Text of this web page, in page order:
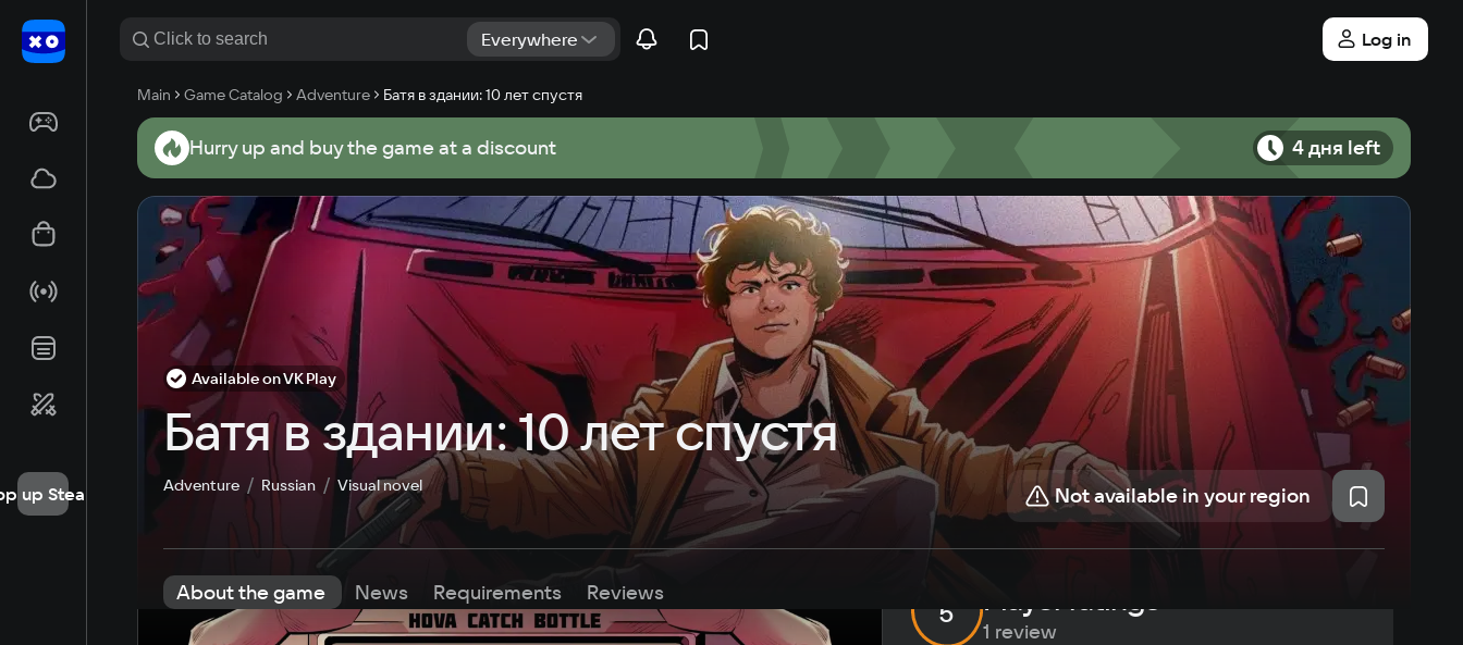
up Steam
Log in
Main Game Catalog Adventure Батя в здании: 10 лет спустя
Hurry up and buy the game at a discount 4 дня left
Available on VK Play
Батя в здании: 10 лет спустя
Adventure Russian Visual novel Not available in your region
About the game News Requirements Reviews
5 Player ratings
1 review